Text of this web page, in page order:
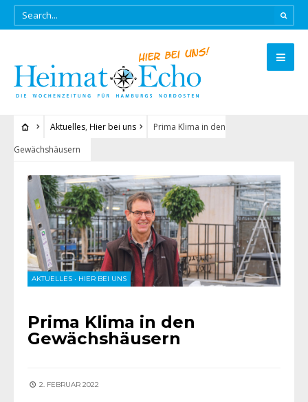
Aktuelles, Hier bei uns
Prima Klima in den
Gewächshäusern
AKTUELLES • HIER BEI UNS
Prima Klima in den
Gewächshäusern
2. FEBRUAR 2022